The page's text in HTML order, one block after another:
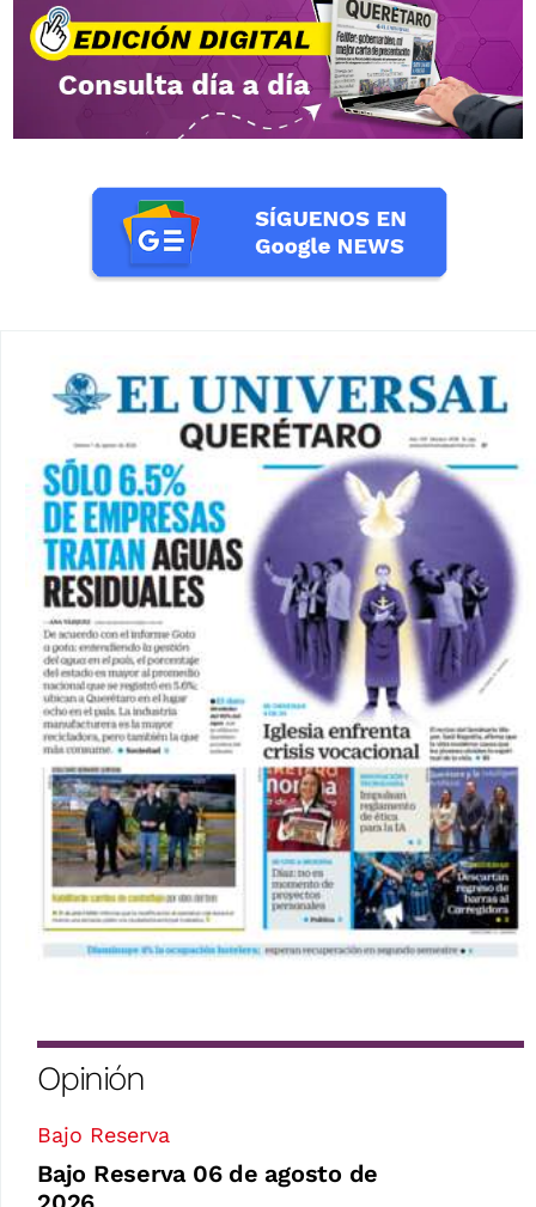
Opinión
Bajo Reserva
Bajo Reserva 06 de agosto de